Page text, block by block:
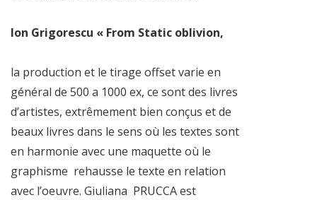
Ion Grigorescu « From Static oblivion,
la production et le tirage offset varie en
général de 500 a 1000 ex, ce sont des livres
d’artistes, extrêmement bien conçus et de
beaux livres dans le sens où les textes sont
en harmonie avec une maquette où le
graphisme rehausse le texte en relation
avec l’oeuvre. Giuliana PRUCCA est